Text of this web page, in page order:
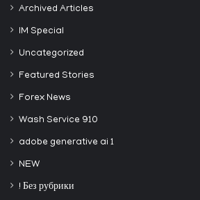
Archived Articles
IM Special
Uncategorized
Featured Stories
Forex News
Wash Service 910
adobe generative ai 1
NEW
! Без рубрики